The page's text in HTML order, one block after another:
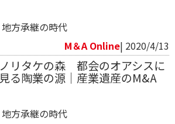
地方承継の時代
M＆A Online| 2020/4/13
ノリタケの森 都会のオアシスに
見る陶業の源｜産業遺産のM&A
地方承継の時代